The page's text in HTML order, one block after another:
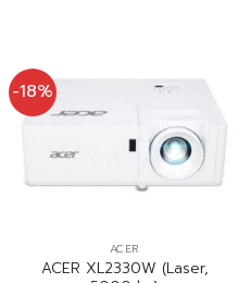
-18%
ACER
ACER XL2330W (Laser,